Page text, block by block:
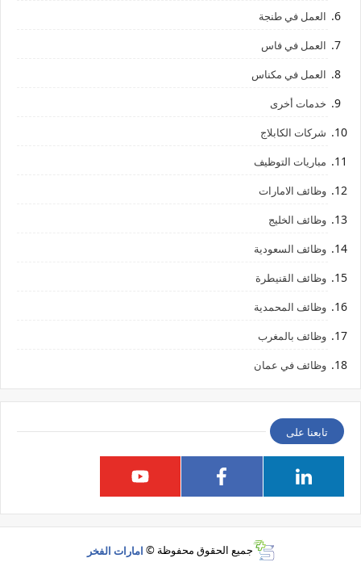
العمل في طنجة
العمل في فاس
العمل في مكناس
خدمات أخرى
شركات الكابلاج
مباريات التوظيف
وظائف الامارات
وظائف الخليج
وظائف السعودية
وظائف القنيطرة
وظائف المحمدية
وظائف بالمغرب
وظائف في عمان
تابعنا على
جميع الحقوق محفوظة © امارات الفخر